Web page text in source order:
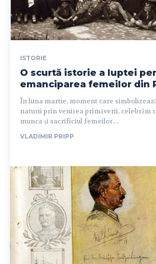
ISTORIE
O scurtă istorie a luptei
emanciparea femeilor din
În luna martie, moment care
naturii prin venirea primăverii, celebrăm
munca și sacrificiul femeilor....
VLADIMIR PRIPP